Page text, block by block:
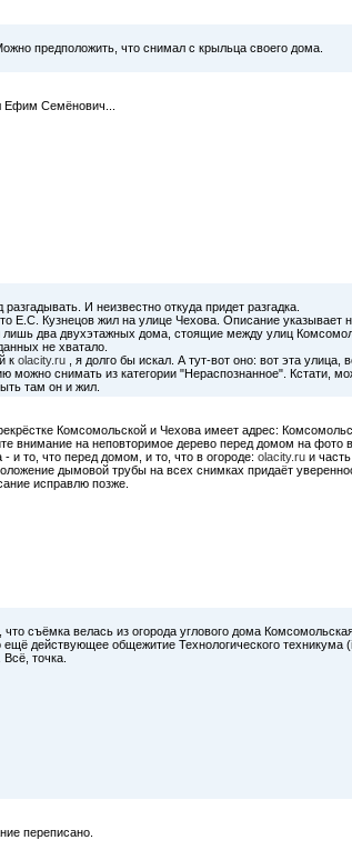
предположить, что снимал с крыльца своего дома.
Ефим Семёнович...
И неизвестно откуда придет разгадка.
Е.С. Кузнецов жил на улице Чехова. Описание указывает
лишь два двухэтажных дома, стоящие между улиц
не хватало.
к olacity.ru , я долго бы искал. А тут-вот оно: вот эта улица,
можно снимать из категории "Нераспознанное". Кстати,
там он и жил.
Комсомольской и Чехова имеет адрес:
внимание на неповторимое дерево перед домом на фото
и то, что перед домом, и то, что в огороде: olacity.ru и
дымовой трубы на всех снимках придаёт
исправлю позже.
съёмка велась из огорода углового дома
действующее общежитие Технологического техникума (
точка.
переписано.